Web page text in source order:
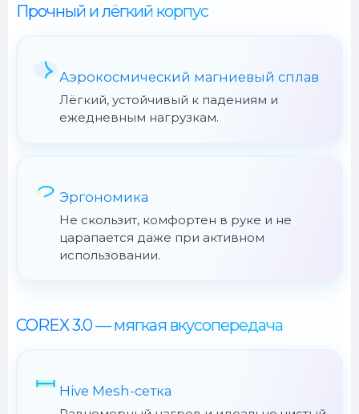
Прочный и лёгкий корпус
Аэрокосмический магниевый сплав
Лёгкий, устойчивый к падениям и
ежедневным нагрузкам.
Эргономика
Не скользит, комфортен в руке и не
царапается даже при активном
использовании.
COREX 3.0 — мягкая вкусопередача
Hive Mesh-сетка